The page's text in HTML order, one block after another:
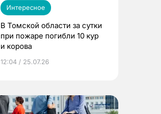
Интересное
В Томской области за сутки
при пожаре погибли 10 кур
и корова
12:04 / 25.07.26